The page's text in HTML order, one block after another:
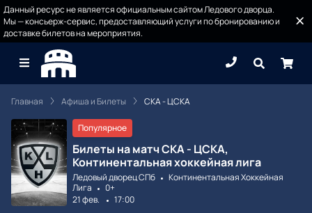
Данный ресурс не является официальным сайтом Ледового дворца.
Мы — консьерж-сервис, предоставляющий услуги по бронированию и
доставке билетов на мероприятия.
Главная Афиша и Билеты СКА - ЦСКА
Популярное
Билеты на матч СКА - ЦСКА,
Континентальная хоккейная лига
Ледовый дворец СПб
Континентальная Хоккейная
Лига
0+
21 фев.
17:00